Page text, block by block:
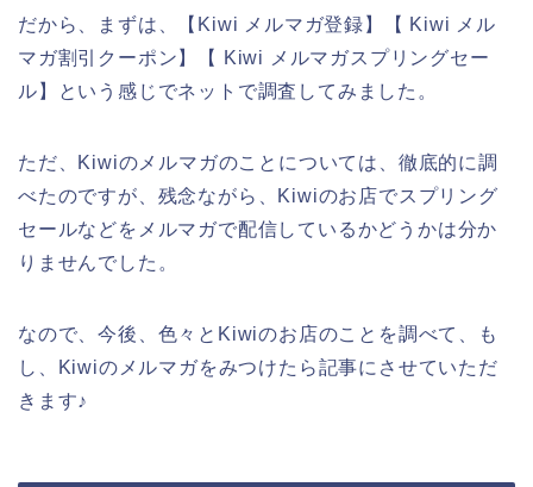
だから、まずは、【Kiwi メルマガ登録】【 Kiwi メル
マガ割引クーポン】【 Kiwi メルマガスプリングセー
ル】という感じでネットで調査してみました。
ただ、Kiwiのメルマガのことについては、徹底的に調
べたのですが、残念ながら、Kiwiのお店でスプリング
セールなどをメルマガで配信しているかどうかは分か
りませんでした。
なので、今後、色々とKiwiのお店のことを調べて、も
し、Kiwiのメルマガをみつけたら記事にさせていただ
きます♪